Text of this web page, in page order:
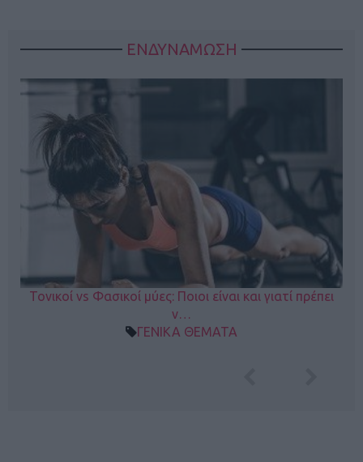
ΕΝΔΥΝΑΜΩΣΗ
Τονικοί vs Φασικοί μύες: Ποιοι είναι και γιατί πρέπει
ν…
ΓΕΝΙΚΑ ΘΕΜΑΤΑ